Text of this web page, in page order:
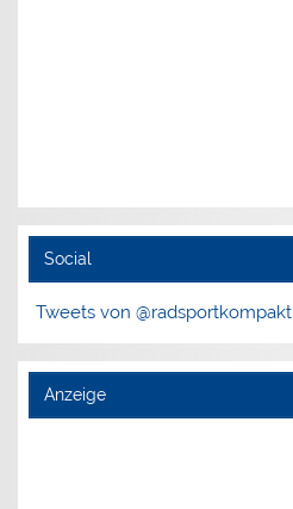
Social
Tweets von @radsportkompakt
Anzeige